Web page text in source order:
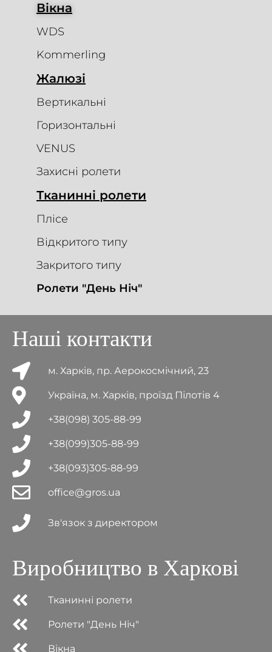
Вікна
WDS
Kommerling
Жалюзі
Вертикальні
Горизонтальні
VENUS
Захисні ролети
Тканинні ролети
Плісе
Відкритого типу
Закритого типу
Ролети "День Ніч"
Наші контакти
м. Харків, пр. Аерокосмічний, 23
Україна, м. Харків, проїзд Пілотів 4
+38(098) 305-88-99
+38(099)305-88-99
+38(093)305-88-99
office@gros.ua
Зв'язок з директором
Виробництво в Харкові
Тканинні ролети
Ролети "День Ніч"
Вікна